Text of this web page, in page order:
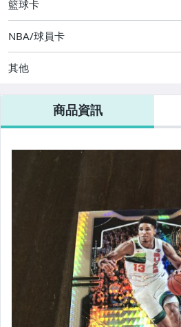
籃球卡
NBA/球員卡
其他
商品資訊